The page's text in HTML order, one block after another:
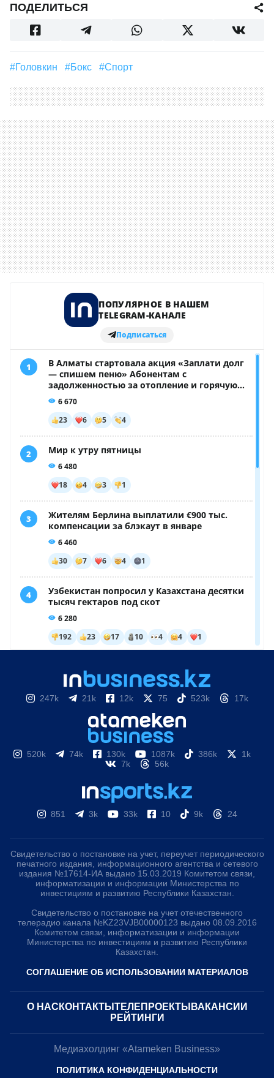
ПОДЕЛИТЬСЯ
#Головкин #Бокс #Спорт
247k 21k 12k 75 523k 17k
520k 74k 130k 1087k 386k
1k
7k
56k
851 3k 33k 10 9k 24
Свидетельство о постановке на учет, переучет периодического
печатного издания, информационного агентства и сетевого
издания №17614-ИА выдано 15.03.2019 Комитетом связи,
информатизации и информации Министерства по
инвестициям и развитию Республики Казахстан.
Свидетельство о постановке на учет отечественного
телерадио канала №KZ23VJB00000123 выдано 08.09.2016
Комитетом связи, информатизации и информации
Министерства по инвестициям и развитию Республики
Казахстан.
СОГЛАШЕНИЕ ОБ ИСПОЛЬЗОВАНИИ МАТЕРИАЛОВ
О НАС КОНТАКТЫ ТЕЛЕПРОЕКТЫ ВАКАНСИИ
РЕЙТИНГИ
Медиахолдинг «Atameken Business»
ПОЛИТИКА КОНФИДЕНЦИАЛЬНОСТИ